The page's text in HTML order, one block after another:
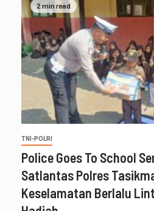
2 min read
TNI-POLRI
Police Goes To School
Satlantas Polres
Keselamatan Berlalu